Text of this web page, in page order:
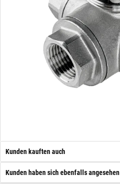
Kunden kauften auch
Kunden haben sich ebenfalls angesehen